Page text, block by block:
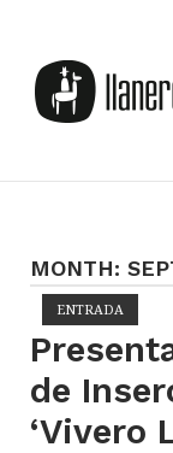
content
MONTH:
ENTRADA
de
‘Vivero